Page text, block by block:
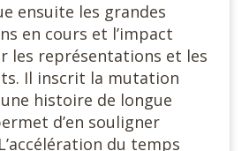
ensuite les grandes
en cours et l’impact
les représentations et les
Il inscrit la mutation
histoire de longue
d’en souligner
du temps